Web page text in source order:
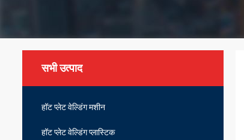
सभी उत्पाद
हॉट प्लेट वेल्डिंग मशीन
हॉट प्लेट वेल्डिंग प्लास्टिक